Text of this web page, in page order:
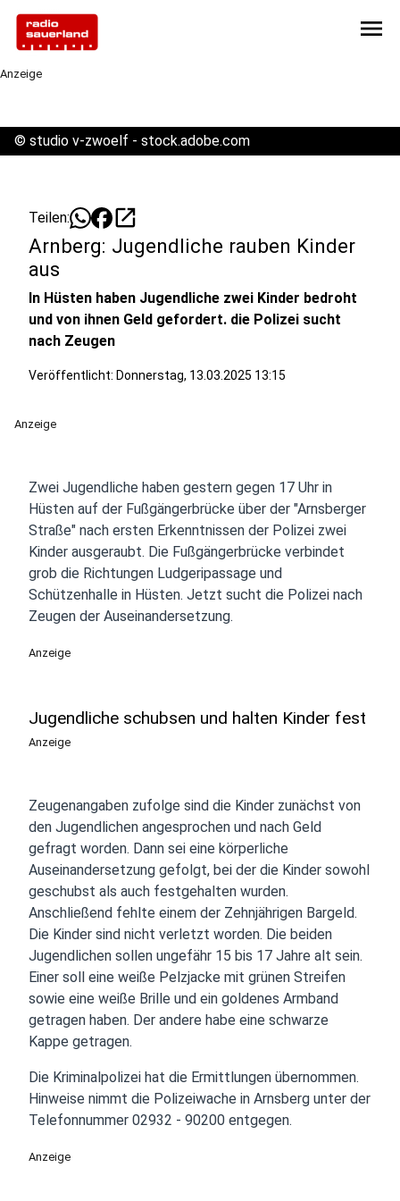
menu
Anzeige
© studio v-zwoelf - stock.adobe.com
Teilen: open_in_new
Arnberg: Jugendliche rauben Kinder
aus
In Hüsten haben Jugendliche zwei Kinder bedroht
und von ihnen Geld gefordert. die Polizei sucht
nach Zeugen
Veröffentlicht: Donnerstag, 13.03.2025 13:15
Anzeige
Zwei Jugendliche haben gestern gegen 17 Uhr in
Hüsten auf der Fußgängerbrücke über der "Arnsberger
Straße" nach ersten Erkenntnissen der Polizei zwei
Kinder ausgeraubt. Die Fußgängerbrücke verbindet
grob die Richtungen Ludgeripassage und
Schützenhalle in Hüsten. Jetzt sucht die Polizei nach
Zeugen der Auseinandersetzung.
Anzeige
Jugendliche schubsen und halten Kinder fest
Anzeige
Zeugenangaben zufolge sind die Kinder zunächst von
den Jugendlichen angesprochen und nach Geld
gefragt worden. Dann sei eine körperliche
Auseinandersetzung gefolgt, bei der die Kinder sowohl
geschubst als auch festgehalten wurden.
Anschließend fehlte einem der Zehnjährigen Bargeld.
Die Kinder sind nicht verletzt worden. Die beiden
Jugendlichen sollen ungefähr 15 bis 17 Jahre alt sein.
Einer soll eine weiße Pelzjacke mit grünen Streifen
sowie eine weiße Brille und ein goldenes Armband
getragen haben. Der andere habe eine schwarze
Kappe getragen.
Die Kriminalpolizei hat die Ermittlungen übernommen.
Hinweise nimmt die Polizeiwache in Arnsberg unter der
Telefonnummer 02932 - 90200 entgegen.
Anzeige